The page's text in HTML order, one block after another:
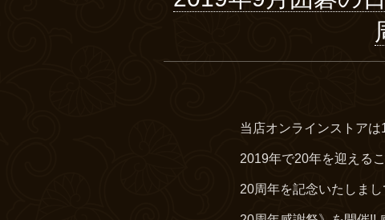
当店オンラインストア
2019年で20年を迎える
20周年を記念いたしま